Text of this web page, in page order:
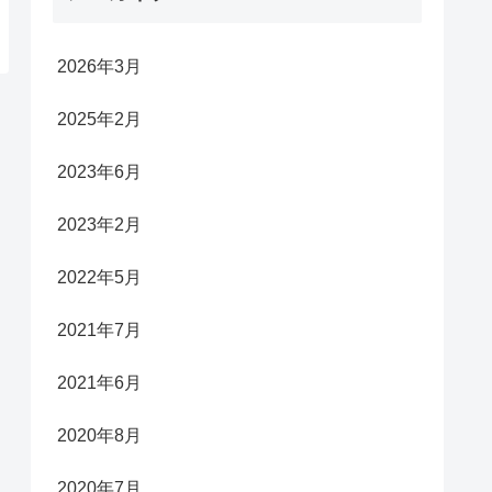
2026年3月
2025年2月
2023年6月
2023年2月
2022年5月
2021年7月
2021年6月
2020年8月